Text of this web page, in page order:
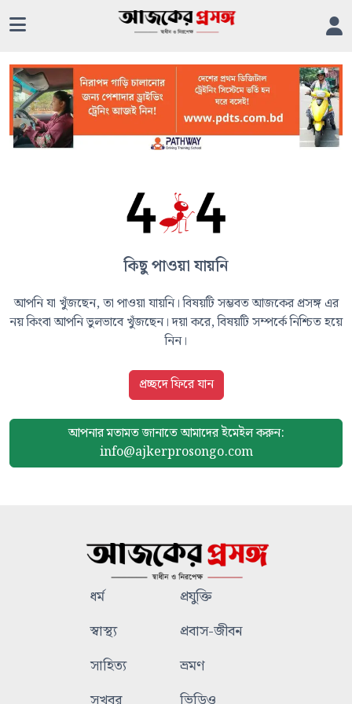
কিছু পাওয়া যায়নি
আপনি যা খুঁজছেন, তা পাওয়া যায়নি। বিষয়টি সম্ভবত আজকের প্রসঙ্গ এর
নয় কিংবা আপনি ভুলভাবে খুঁজছেন। দয়া করে, বিষয়টি সম্পর্কে নিশ্চিত হয়ে
নিন।
প্রচ্ছদে ফিরে যান
আপনার মতামত জানাতে আমাদেরইমেইল করুন:
info@ajkerprosongo.com
ধর্ম
প্রযুক্তি
স্বাস্থ্য
প্রবাস-জীবন
সাহিত্য
ভ্রমণ